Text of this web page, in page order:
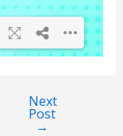
Next
Post
→